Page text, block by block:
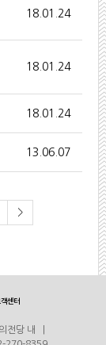
18.01.24
18.01.24
18.01.24
13.06.07
>
객센터
의전당 내 |